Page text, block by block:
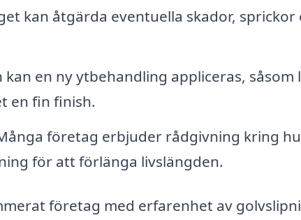
kan åtgärda eventuella skador,
en ny ytbehandling appliceras, såsom
en fin finish.
företag erbjuder rådgivning kring
för att förlänga livslängden.
företag med erfarenhet av